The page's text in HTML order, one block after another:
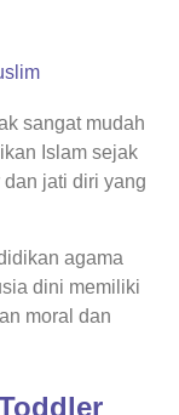
sangat mudah
Islam sejak
jati diri yang
agama
dini memiliki
moral dan